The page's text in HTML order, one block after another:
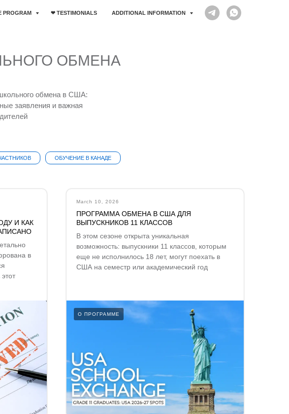
PROGRAM ❤︎ TESTIMONIALS ADDITIONAL INFORMATION
ОБМЕНА
обмена в США:
заявления и важная
ОБУЧЕНИЕ В КАНАДЕ
И КАК
в
March 10, 2026
ПРОГРАММА ОБМЕНА В США ДЛЯ
ВЫПУСКНИКОВ 11 КЛАССОВ
В этом сезоне открыта уникальная
возможность: выпускники 11 классов, которым
еще не исполнилось 18 лет, могут поехать в
США на семестр или академический год
О ПРОГРАММЕ